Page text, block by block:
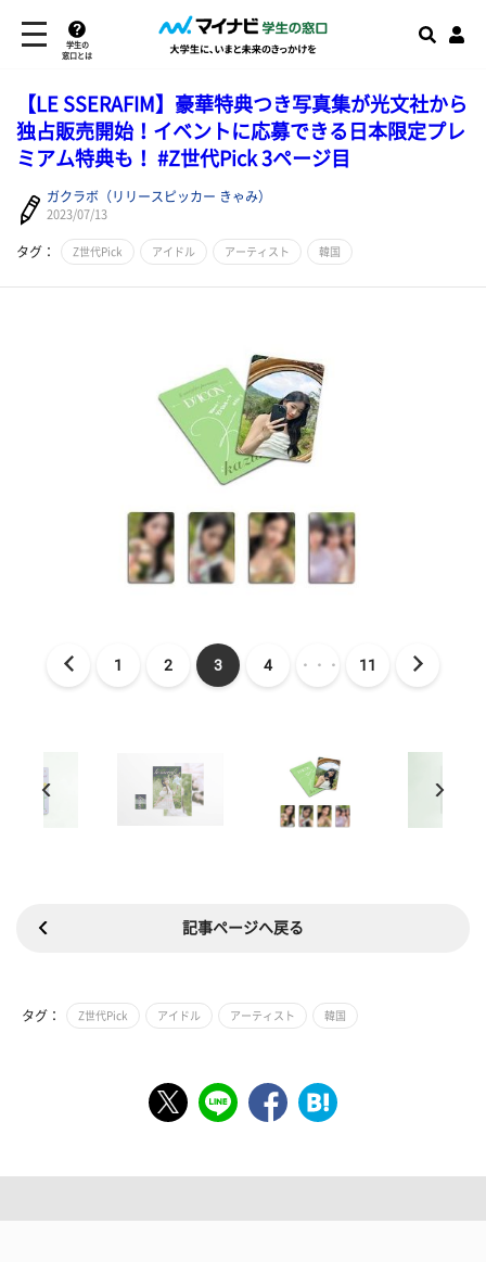
学生の
窓口とは
【LE SSERAFIM】豪華特典つき写真集が光文社から
独占販売開始！イベントに応募できる日本限定プレ
ミアム特典も！ #Z世代Pick 3ページ目
ガクラボ（リリースピッカー きゃみ）
2023/07/13
タグ： Z世代Pick アイドル アーティスト 韓国
1 2 3 4 ・・・ 11
記事ページへ戻る
タグ： Z世代Pick アイドル アーティスト 韓国